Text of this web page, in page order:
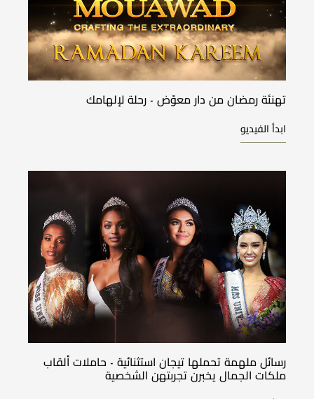
تهنئة رمضان من دار معوّض - رحلة لإلهامك
ابدأ الفيديو
رسائل ملهمة تحملها تيجان استثنائية - حاملات ألقاب
ملكات الجمال يخبرن تجربتهن الشخصية